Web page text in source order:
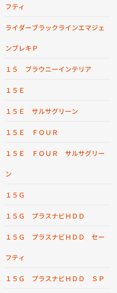
フティ
ライダーブラックラインエマジェ
ンブレキＰ
１５ ブラウニーインテリア
１５Ｅ
１５Ｅ サルサグリーン
１５Ｅ ＦＯＵＲ
１５Ｅ ＦＯＵＲ サルサグリー
ン
１５Ｇ
１５Ｇ プラスナビＨＤＤ
１５Ｇ プラスナビＨＤＤ セー
フティ
１５Ｇ プラスナビＨＤＤ ＳＰ